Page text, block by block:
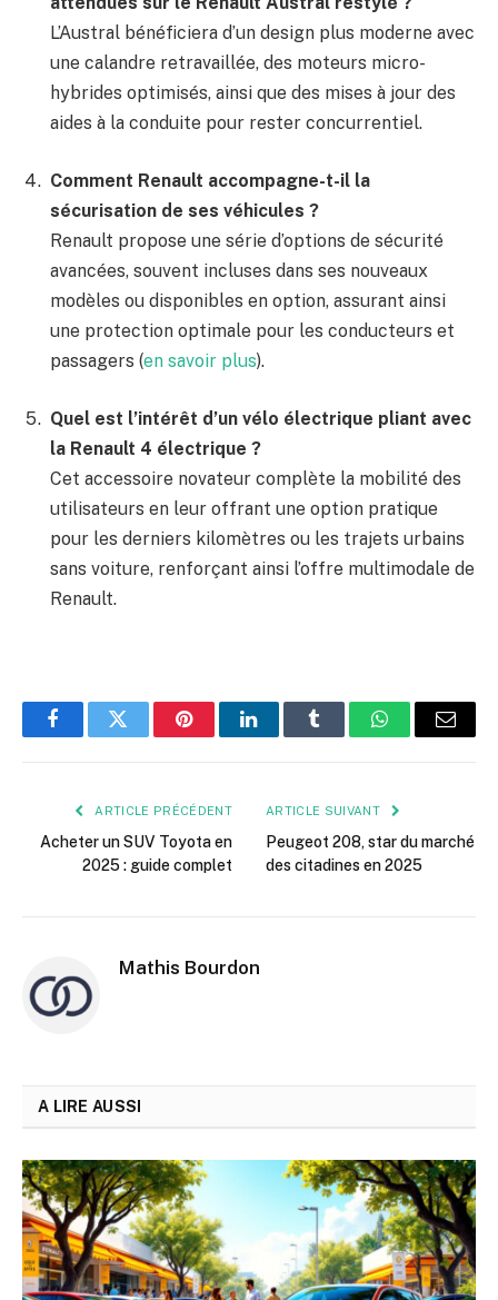
L’Austral bénéficiera d’un design plus moderne avec
une calandre retravaillée, des moteurs micro-
hybrides optimisés, ainsi que des mises à jour des
aides à la conduite pour rester concurrentiel.
Comment Renault accompagne-t-il la
sécurisation de ses véhicules ?
Renault propose une série d’options de sécurité
avancées, souvent incluses dans ses nouveaux
modèles ou disponibles en option, assurant ainsi
une protection optimale pour les conducteurs et
passagers (en savoir plus).
Quel est l’intérêt d’un vélo électrique pliant avec
la Renault 4 électrique ?
Cet accessoire novateur complète la mobilité des
utilisateurs en leur offrant une option pratique
pour les derniers kilomètres ou les trajets urbains
sans voiture, renforçant ainsi l’offre multimodale de
Renault.
FacebookTwitter PinterestLinkedInTumblr WhatsApp
E-
ARTICLE PRÉCÉDENT
Acheter un SUV Toyota en
2025 : guide complet
ARTICLE SUIVANT
Peugeot 208, star du marché
des citadines en 2025
Mathis Bourdon
A LIRE AUSSI